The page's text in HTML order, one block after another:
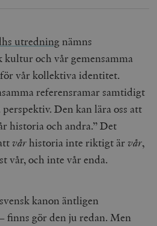
utredning nämns
och vår gemensamma
vår kollektiva identitet.
referensramar samtidigt
Den kan lära oss att
historia och andra.” Det
vår historia inte riktigt ärvår,
vår, och inte vår enda.
kanon äntligen
finns gör den ju redan. Men